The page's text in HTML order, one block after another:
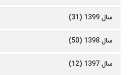
سال 1399 (31)
سال 1398 (50)
سال 1397 (12)